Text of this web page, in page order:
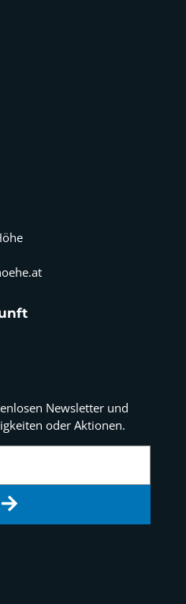
Newsletter und
oder Aktionen.